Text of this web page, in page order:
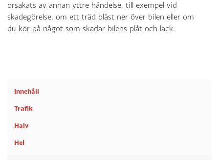
orsakats av annan yttre händelse, till exempel vid
skadegörelse, om ett träd blåst ner över bilen eller om
du kör på något som skadar bilens plåt och lack.
Innehåll
Trafik
Halv
Hel